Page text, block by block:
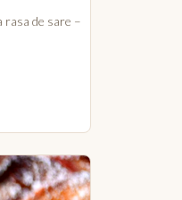
rasa de sare –